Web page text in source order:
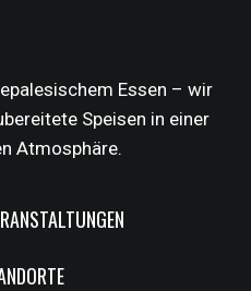
Essen – wir
Speisen in einer
Atmosphäre.